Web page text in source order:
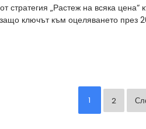
стратегия „Растеж на всяка
ключът към оцеляването през
1 2